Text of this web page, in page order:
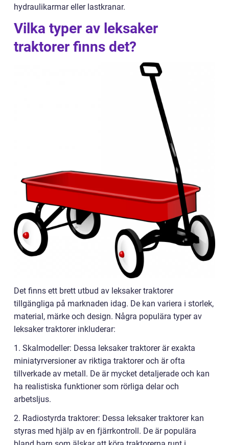
hydraulikarmar eller lastkranar.
Vilka typer av leksaker
traktorer finns det?
Det finns ett brett utbud av leksaker traktorer
tillgängliga på marknaden idag. De kan variera i storlek,
material, märke och design. Några populära typer av
leksaker traktorer inkluderar:
1. Skalmodeller: Dessa leksaker traktorer är exakta
miniatyrversioner av riktiga traktorer och är ofta
tillverkade av metall. De är mycket detaljerade och kan
ha realistiska funktioner som rörliga delar och
arbetsljus.
2. Radiostyrda traktorer: Dessa leksaker traktorer kan
styras med hjälp av en fjärrkontroll. De är populära